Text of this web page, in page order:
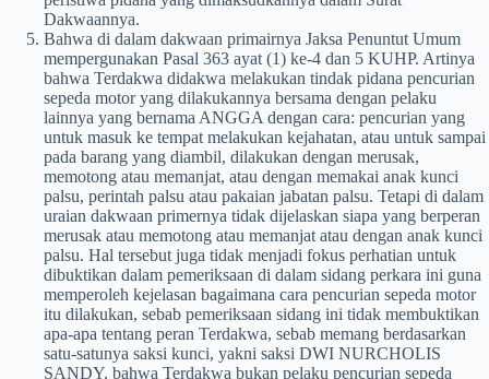
Dakwaannya.
Bahwa di dalam dakwaan primairnya Jaksa Penuntut Umum
mempergunakan Pasal 363 ayat (1) ke-4 dan 5 KUHP. Artinya
bahwa Terdakwa didakwa melakukan tindak pidana pencurian
sepeda motor yang dilakukannya bersama dengan pelaku
lainnya yang bernama ANGGA dengan cara: pencurian yang
untuk masuk ke tempat melakukan kejahatan, atau untuk sampai
pada barang yang diambil, dilakukan dengan merusak,
memotong atau memanjat, atau dengan memakai anak kunci
palsu, perintah palsu atau pakaian jabatan palsu. Tetapi di dalam
uraian dakwaan primernya tidak dijelaskan siapa yang berperan
merusak atau memotong atau memanjat atau dengan anak kunci
palsu. Hal tersebut juga tidak menjadi fokus perhatian untuk
dibuktikan dalam pemeriksaan di dalam sidang perkara ini guna
memperoleh kejelasan bagaimana cara pencurian sepeda motor
itu dilakukan, sebab pemeriksaan sidang ini tidak membuktikan
apa-apa tentang peran Terdakwa, sebab memang berdasarkan
satu-satunya saksi kunci, yakni saksi DWI NURCHOLIS
SANDY, bahwa Terdakwa bukan pelaku pencurian sepeda